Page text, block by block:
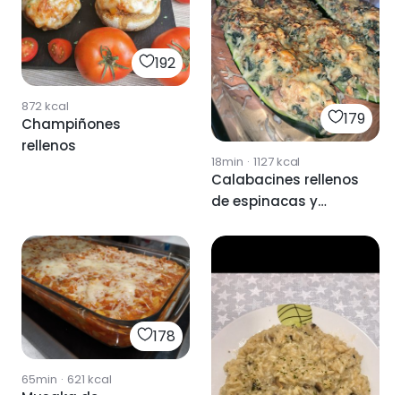
192
872kcal
Champiñones
rellenos
179
18min · 1127kcal
Calabacines rellenos
de espinacas y
178
65min · 621 kcal